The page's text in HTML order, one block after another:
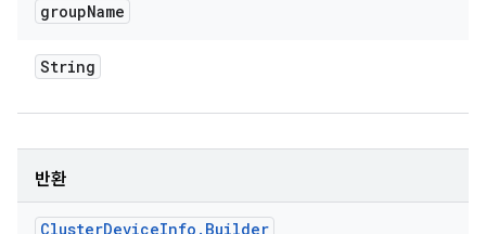
groupName
String
반환
ClusterDeviceInfo . Builder